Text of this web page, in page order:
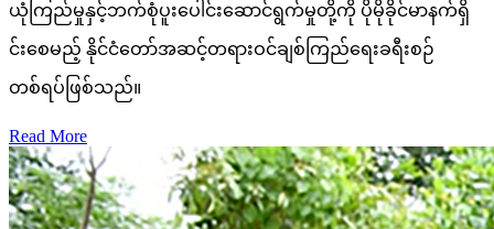
ယုံကြည်မှုနှင့်ဘက်စုံပူးပေါင်းဆောင်ရွက်မှုတို့ကို ပိုမိုခိုင်မာနက်ရှိ
င်းစေမည့် နိုင်ငံတော်အဆင့်တရားဝင်ချစ်ကြည်ရေးခရီးစဉ်
တစ်ရပ်ဖြစ်သည်။
Read More